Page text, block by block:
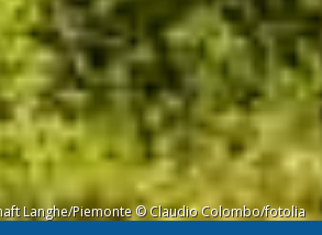
Langhe/Piemonte © Claudio Colombo/fotolia